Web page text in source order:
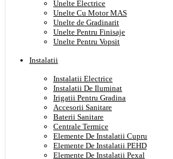
Unelte Electrice
Unelte Cu Motor MAS
Unelte de Gradinarit
Unelte Pentru Finisaje
Unelte Pentru Vopsit
Instalatii
Instalatii Electrice
Instalatii De Iluminat
Irigatii Pentru Gradina
Accesorii Sanitare
Baterii Sanitare
Centrale Termice
Elemente De Instalatii Cupru
Elemente De Instalatii PEHD
Elemente De Instalatii Pexal